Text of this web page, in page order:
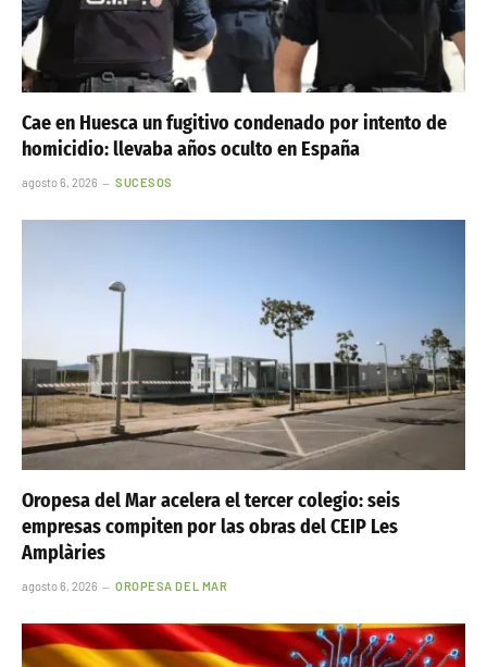
Cae en Huesca un fugitivo condenado por intento de
homicidio: llevaba años oculto en España
agosto 6, 2026 SUCESOS
Oropesa del Mar acelera el tercer colegio: seis
empresas compiten por las obras del CEIP Les
Amplàries
agosto 6, 2026 OROPESA DEL MAR